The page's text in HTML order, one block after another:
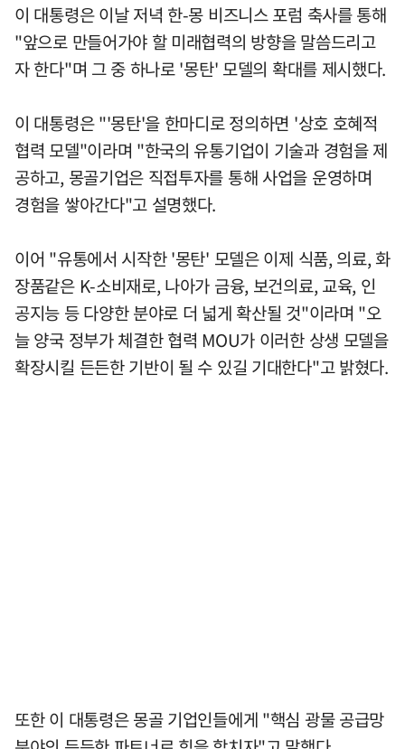
이 대통령은 이날 저녁 한-몽 비즈니스 포럼 축사를 통해
"앞으로 만들어가야 할 미래협력의 방향을 말씀드리고
자 한다"며 그 중 하나로 '몽탄' 모델의 확대를 제시했다.
이 대통령은 "'몽탄'을 한마디로 정의하면 '상호 호혜적
협력 모델"이라며 "한국의 유통기업이 기술과 경험을 제
공하고, 몽골기업은 직접투자를 통해 사업을 운영하며
경험을 쌓아간다"고 설명했다.
이어 "유통에서 시작한 '몽탄' 모델은 이제 식품, 의료, 화
장품같은 K-소비재로, 나아가 금융, 보건의료, 교육, 인
공지능 등 다양한 분야로 더 넓게 확산될 것"이라며 "오
늘 양국 정부가 체결한 협력 MOU가 이러한 상생 모델을
확장시킬 든든한 기반이 될 수 있길 기대한다"고 밝혔다.
또한 이 대통령은 몽골 기업인들에게 "핵심 광물 공급망